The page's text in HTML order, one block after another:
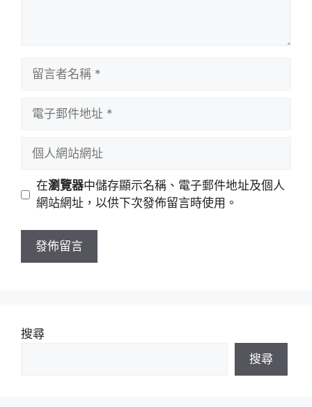
址
站
址
在瀏覽器中儲存顯示名稱、電子郵件地址及個人
網站網址，以供下次發佈留言時使用。
搜尋
搜尋